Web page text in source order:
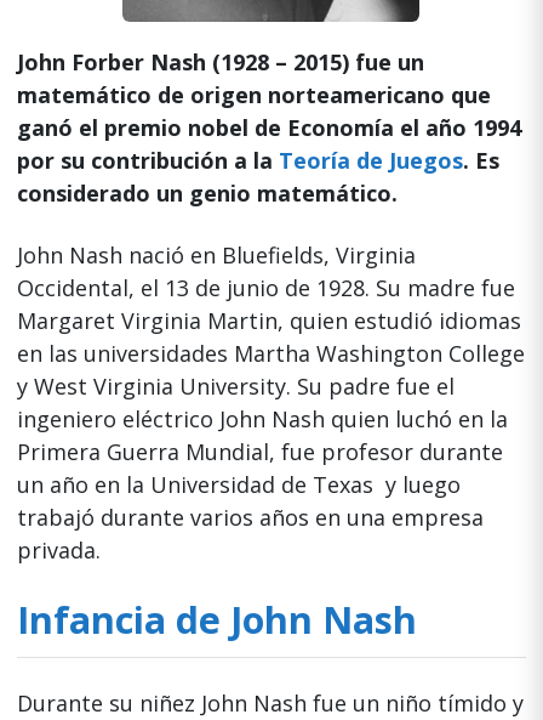
John Forber Nash (1928 – 2015) fue un
matemático de origen norteamericano que
ganó el premio nobel de Economía el año 1994
por su contribución a la Teoría de Juegos. Es
considerado un genio matemático.
John Nash nació en Bluefields, Virginia
Occidental, el 13 de junio de 1928. Su madre fue
Margaret Virginia Martin, quien estudió idiomas
en las universidades Martha Washington College
y West Virginia University. Su padre fue el
ingeniero eléctrico John Nash quien luchó en la
Primera Guerra Mundial, fue profesor durante
un año en la Universidad de Texas y luego
trabajó durante varios años en una empresa
privada.
Infancia de John Nash
Durante su niñez John Nash fue un niño tímido y